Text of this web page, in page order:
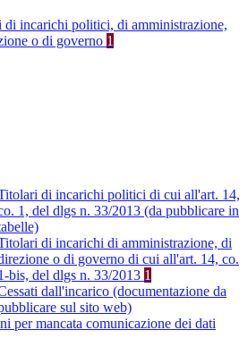
di incarichi politici, di amministrazione,
o di governo 1
di incarichi politici di cui all'art. 14,
1, del dlgs n. 33/2013 (da pubblicare in
di incarichi di amministrazione, di
o di governo di cui all'art. 14, co.
bis, del dlgs n. 33/2013 1
dall'incarico (documentazione da
sul sito web)
per mancata comunicazione dei dati